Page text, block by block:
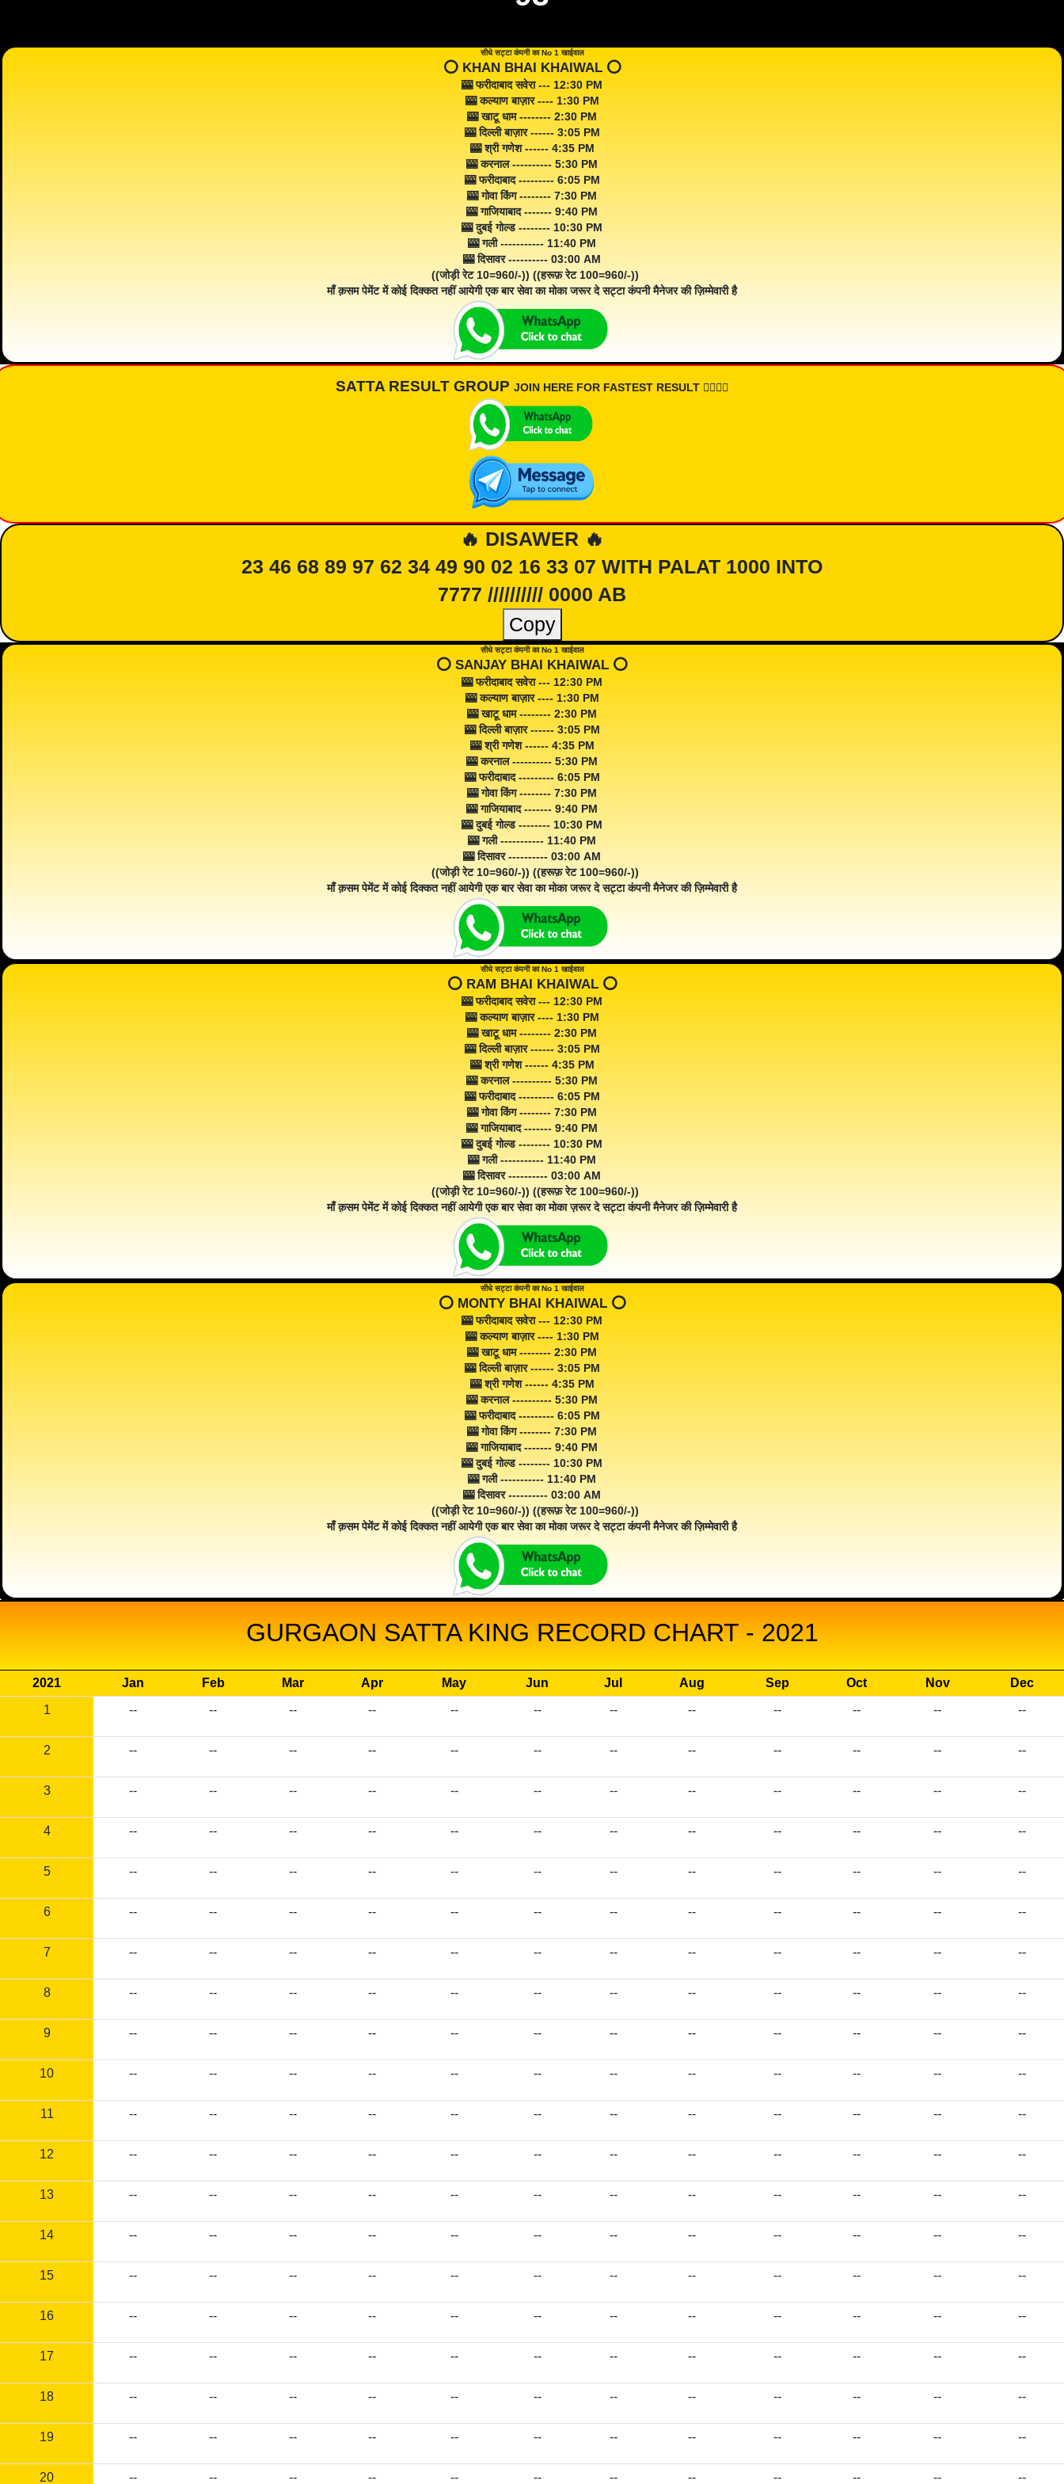
सीधे सट्टा कंपनी का No 1 खाईवाल
⭕️ KHAN BHAI KHAIWAL ⭕️
🎰 फरीदाबाद सवेरा --- 12:30 PM
🎰 कल्याण बाज़ार ---- 1:30 PM
🎰 खाटू धाम -------- 2:30 PM
🎰 दिल्ली बाज़ार ------ 3:05 PM
🎰 श्री गणेश ------ 4:35 PM
🎰 करनाल ---------- 5:30 PM
🎰 फरीदाबाद --------- 6:05 PM
🎰 गोवा किंग -------- 7:30 PM
🎰 गाजियाबाद ------- 9:40 PM
🎰 दुबई गोल्ड -------- 10:30 PM
🎰 गली ----------- 11:40 PM
🎰 दिसावर ---------- 03:00 AM
((जोड़ी रेट 10=960/-)) ((हरूफ़ रेट 100=960/-))
माँ क़सम पेमेंट में कोई दिक्कत नहीं आयेगी एक बार सेवा का मोका जरूर दे सट्टा कंपनी मैनेजर की ज़िम्मेवारी है
SATTA RESULT GROUP JOIN HERE FOR FASTEST RESULT 👇🏾👇🏾
🔥 DISAWER 🔥
23 46 68 89 97 62 34 49 90 02 16 33 07 WITH PALAT 1000 INTO
7777 ////////// 0000 AB
Copy
सीधे सट्टा कंपनी का No 1 खाईवाल
⭕️ SANJAY BHAI KHAIWAL ⭕️
🎰 फरीदाबाद सवेरा --- 12:30 PM
🎰 कल्याण बाज़ार ---- 1:30 PM
🎰 खाटू धाम -------- 2:30 PM
🎰 दिल्ली बाज़ार ------ 3:05 PM
🎰 श्री गणेश ------ 4:35 PM
🎰 करनाल ---------- 5:30 PM
🎰 फरीदाबाद --------- 6:05 PM
🎰 गोवा किंग -------- 7:30 PM
🎰 गाजियाबाद ------- 9:40 PM
🎰 दुबई गोल्ड -------- 10:30 PM
🎰 गली ----------- 11:40 PM
🎰 दिसावर ---------- 03:00 AM
((जोड़ी रेट 10=960/-)) ((हरूफ़ रेट 100=960/-))
माँ क़सम पेमेंट में कोई दिक्कत नहीं आयेगी एक बार सेवा का मोका जरूर दे सट्टा कंपनी मैनेजर की ज़िम्मेवारी है
सीधे सट्टा कंपनी का No 1 खाईवाल
⭕️ RAM BHAI KHAIWAL ⭕️
🎰 फरीदाबाद सवेरा --- 12:30 PM
🎰 कल्याण बाज़ार ---- 1:30 PM
🎰 खाटू धाम -------- 2:30 PM
🎰 दिल्ली बाज़ार ------ 3:05 PM
🎰 श्री गणेश ------ 4:35 PM
🎰 करनाल ---------- 5:30 PM
🎰 फरीदाबाद --------- 6:05 PM
🎰 गोवा किंग -------- 7:30 PM
🎰 गाजियाबाद ------- 9:40 PM
🎰 दुबई गोल्ड -------- 10:30 PM
🎰 गली ----------- 11:40 PM
🎰 दिसावर ---------- 03:00 AM
((जोड़ी रेट 10=960/-)) ((हरूफ़ रेट 100=960/-))
माँ क़सम पेमेंट में कोई दिक्कत नहीं आयेगी एक बार सेवा का मोका ज़रूर दे सट्टा कंपनी मैनेजर की ज़िम्मेवारी है
सीधे सट्टा कंपनी का No 1 खाईवाल
⭕️ MONTY BHAI KHAIWAL ⭕️
🎰 फरीदाबाद सवेरा --- 12:30 PM
🎰 कल्याण बाज़ार ---- 1:30 PM
🎰 खाटू धाम -------- 2:30 PM
🎰 दिल्ली बाज़ार ------ 3:05 PM
🎰 श्री गणेश ------ 4:35 PM
🎰 करनाल ---------- 5:30 PM
🎰 फरीदाबाद --------- 6:05 PM
🎰 गोवा किंग -------- 7:30 PM
🎰 गाजियाबाद ------- 9:40 PM
🎰 दुबई गोल्ड -------- 10:30 PM
🎰 गली ----------- 11:40 PM
🎰 दिसावर ---------- 03:00 AM
((जोड़ी रेट 10=960/-)) ((हरूफ़ रेट 100=960/-))
माँ क़सम पेमेंट में कोई दिक्कत नहीं आयेगी एक बार सेवा का मोका जरूर दे सट्टा कंपनी मैनेजर की ज़िम्मेवारी है
GURGAON SATTA KING RECORD CHART - 2021
2021 Jan Feb Mar Apr May Jun Jul Aug Sep Oct Nov
Dec
1
-- -- -- -- -- -- -- -- -- -- -- --
2 -- -- -- -- -- -- -- -- -- -- -- --
3 -- -- -- -- -- -- -- -- -- -- -- --
4 -- -- -- -- -- -- -- -- -- -- -- --
5 -- -- -- -- -- -- -- -- -- -- -- --
6 -- -- -- -- -- -- -- -- -- -- -- --
7 -- -- -- -- -- -- -- -- -- -- -- --
8 -- -- -- -- -- -- -- -- -- -- -- --
9 -- -- -- -- -- -- -- -- -- -- -- --
10 -- -- -- -- -- -- -- -- -- -- -- --
11 -- -- -- -- -- -- -- -- -- -- -- --
12 -- -- -- -- -- -- -- -- -- -- -- --
13 -- -- -- -- -- -- -- -- -- -- -- --
14 -- -- -- -- -- -- -- -- -- -- -- --
15 -- -- -- -- -- -- -- -- -- -- -- --
16 -- -- -- -- -- -- -- -- -- -- -- --
17 -- -- -- -- -- -- -- -- -- -- -- --
18 -- -- -- -- -- -- -- -- -- -- -- --
19 -- -- -- -- -- -- -- -- -- -- -- --
20 -- -- -- -- -- -- -- -- -- -- -- --